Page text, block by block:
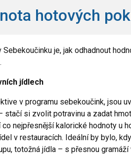
hotových
je, jak odhadnout
jídlech
v programu sebekoučink, jsou
stačí si zvolit potravinu a zadat
nejpřesnější kalorické hodnoty u
v restauracích. Ideální by bylo,
totožná jídla – s přesnou